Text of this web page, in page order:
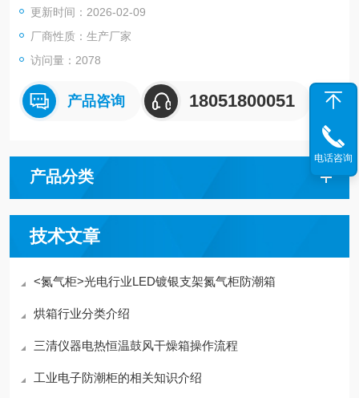
更新时间：2026-02-09
厂商性质：生产厂家
访问量：2078
产品咨询 18051800051
产品分类
技术文章
<氮气柜>光电行业LED镀银支架氮气柜防潮箱
烘箱行业分类介绍
三清仪器电热恒温鼓风干燥箱操作流程
工业电子防潮柜的相关知识介绍
电话咨询